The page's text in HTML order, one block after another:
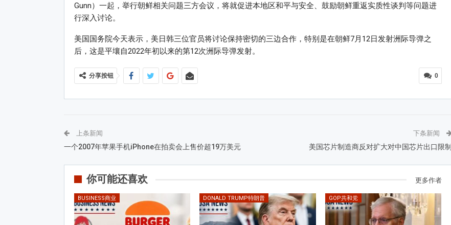
Gunn）一起，举行朝鲜相关问题三方会议，将就促进本地区和平与安全、鼓励朝鲜重返实质性谈判等问题进
行深入讨论。
美国国务院今天表示，美日韩三位官员将讨论保持密切的三边合作，特别是在朝鲜7月12日发射洲际导弹之
后，这是平壤自2022年初以来的第12次洲际导弹发射。
0
分享按钮
上条新闻
一个2007年苹果手机iPhone在拍卖会上售价超19万美元
下条新闻
美国芯片制造商反对扩大对中国芯片出口限制
你可能还喜欢 更多作者
BUSINESS商业 DONALD TRUMP特朗普 GOP共和党